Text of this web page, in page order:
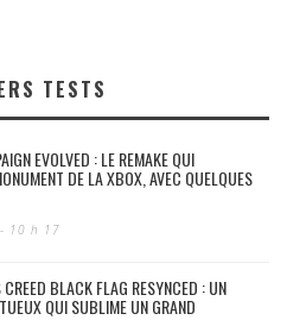
TESTS
EVOLVED : LE REMAKE QUI
DE LA XBOX, AVEC QUELQUES
10 h 17
CREED BLACK FLAG RESYNCED : UN
QUI SUBLIME UN GRAND